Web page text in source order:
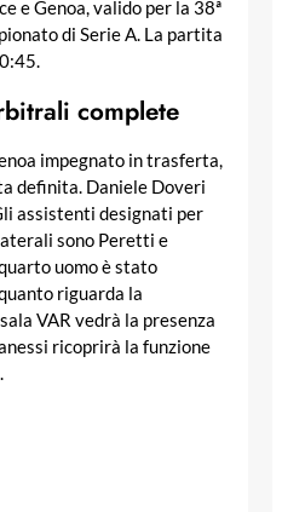
e Genoa, valido per la 38ª
di Serie A. La partita
complete
impegnato in trasferta,
definita. Daniele Doveri
assistenti designati per
sono Peretti e
uomo è stato
riguarda la
VAR vedrà la presenza
ricoprirà la funzione